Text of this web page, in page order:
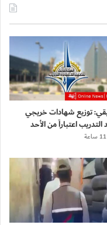
توزيع شهادات خريجي
اعتباراً من الأحد